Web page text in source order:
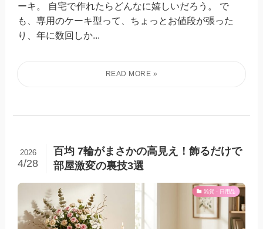
ーキ。 自宅で作れたらどんなに嬉しいだろう。 で
も、専用のケーキ型って、ちょっとお値段が張った
り、年に数回しか...
百均 7輪がまさかの高見え！飾るだけで
部屋激変の裏技3選
2026
4/28
雑貨・日用品